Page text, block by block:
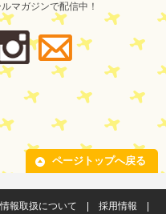
マガジンで配信中！
ページトップへ戻る
報取扱について 採用情報